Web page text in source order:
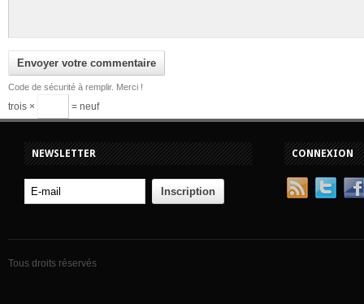
Code de sécurité à remplir. Merci !
trois × = neuf
NEWSLETTER CONNEXION
Tous droits réservés